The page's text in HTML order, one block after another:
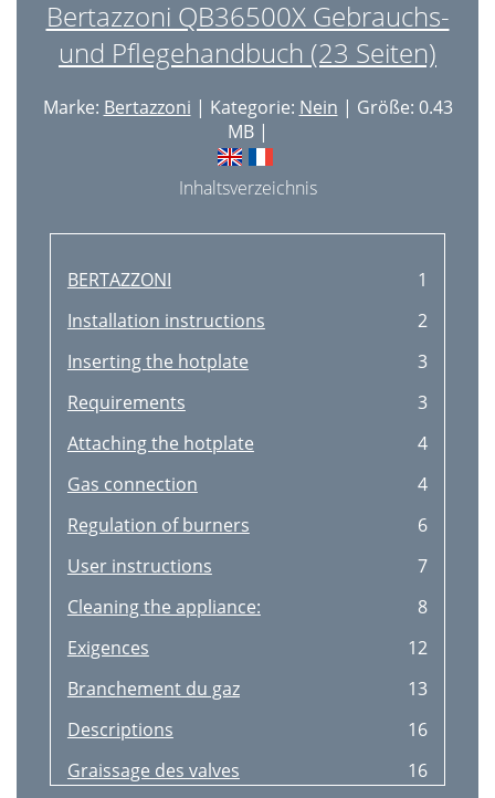
Bertazzoni QB36500X Gebrauchs-
und Pflegehandbuch (23 Seiten)
Marke: Bertazzoni | Kategorie: Nein | Größe: 0.43
MB |
Inhaltsverzeichnis
BERTAZZONI
1
Installation instructions
2
Inserting the hotplate
3
Requirements
3
Attaching the hotplate
4
Gas connection
4
Regulation of burners
6
User instructions
7
Cleaning the appliance:
8
Exigences
12
Branchement du gaz
13
Descriptions
16
Graissage des valves
16